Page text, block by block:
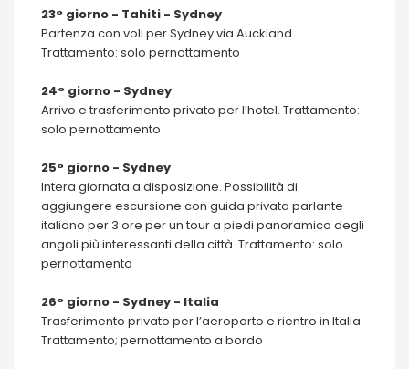
23° giorno - Tahiti - Sydney
Partenza con voli per Sydney via Auckland.
Trattamento: solo pernottamento
24° giorno - Sydney
Arrivo e trasferimento privato per l’hotel. Trattamento:
solo pernottamento
25° giorno - Sydney
Intera giornata a disposizione. Possibilità di
aggiungere escursione con guida privata parlante
italiano per 3 ore per un tour a piedi panoramico degli
angoli più interessanti della città. Trattamento: solo
pernottamento
26° giorno - Sydney - Italia
Trasferimento privato per l’aeroporto e rientro in Italia.
Trattamento; pernottamento a bordo